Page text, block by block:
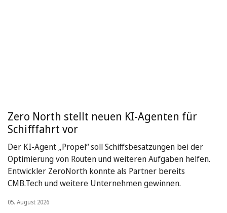
Zero North stellt neuen KI-Agenten für
Schifffahrt vor
Der KI-Agent „Propel“ soll Schiffsbesatzungen bei der
Optimierung von Routen und weiteren Aufgaben helfen.
Entwickler ZeroNorth konnte als Partner bereits
CMB.Tech und weitere Unternehmen gewinnen.
05. August 2026